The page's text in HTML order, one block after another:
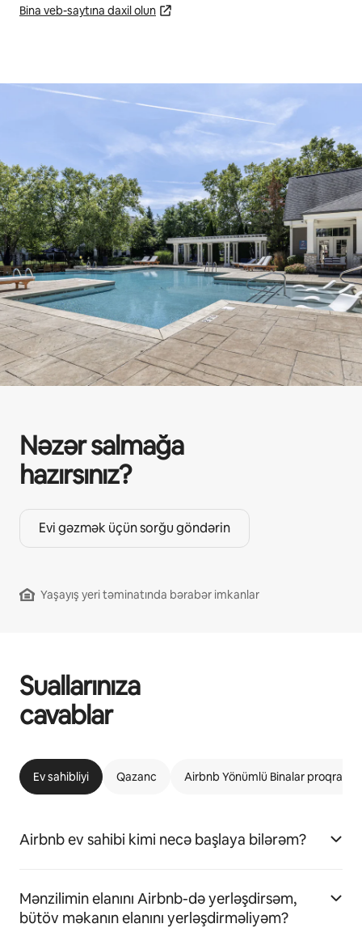
Bina veb-saytına daxil olun
Nəzər salmağa
hazırsınız?
Evi gəzmək üçün sorğu göndərin
Yaşayış yeri təminatında bərabər imkanlar
Suallarınıza
cavablar
Ev sahibliyi Qazanc Airbnb Yönümlü Binalar proqramı
Airbnb ev sahibi kimi necə başlaya bilərəm?
Mənzilimin elanını Airbnb-də yerləşdirsəm,
bütöv məkanın elanını yerləşdirməliyəm?